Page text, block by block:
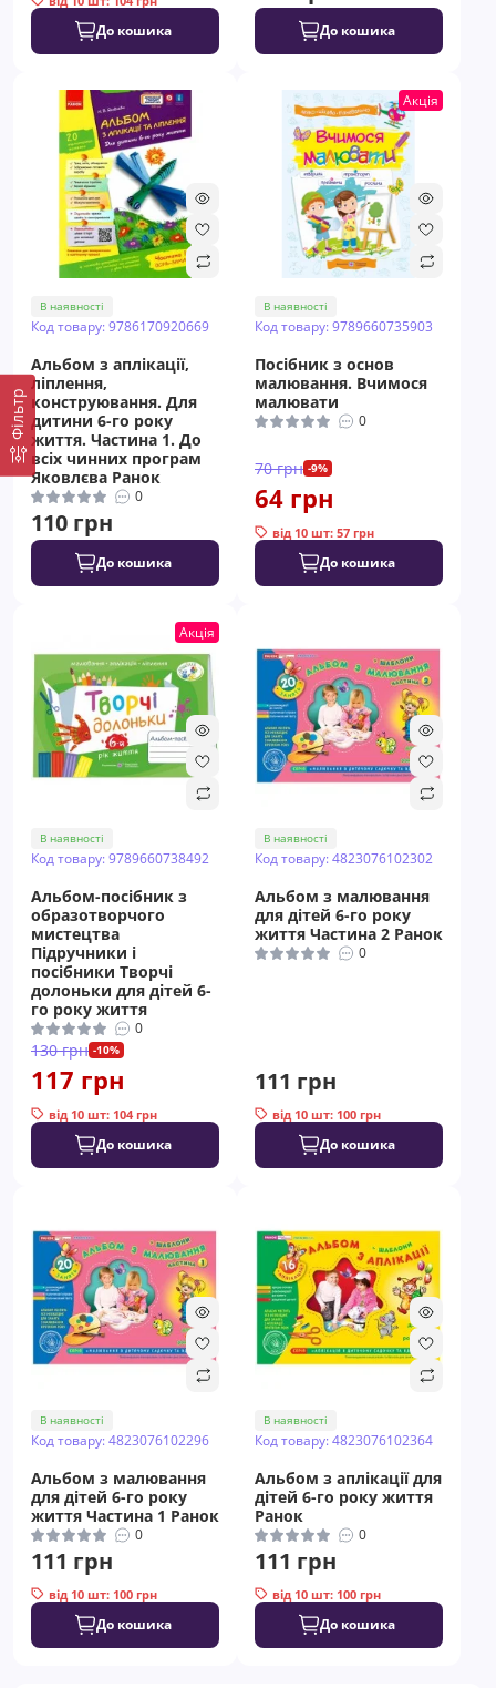
Фільтр
До кошика До кошика
В наявності
Код товару: 9786170920669
Альбом з аплікації,
ліплення,
конструювання. Для
дитини 6-го року
життя. Частина 1. До
всіх чинних програм
Яковлєва Ранок
0
110 грн
До кошика
Акція
В наявності
Код товару: 9789660735903
Посібник з основ
малювання. Вчимося
малювати
0
70 грн -9%
64 грн
від 10 шт: 57 грн
До кошика
Акція
В наявності
Код товару: 9789660738492
Альбом-посібник з
образотворчого
мистецтва
Пiдручники i
посiбники Творчі
долоньки для дітей 6-
го року життя
0
130 грн -10%
117 грн
від 10 шт: 104 грн
До кошика
В наявності
Код товару: 4823076102302
Альбом з малювання
для дітей 6-го року
життя Частина 2 Ранок
0
111 грн
від 10 шт: 100 грн
До кошика
В наявності
Код товару: 4823076102296
Альбом з малювання
для дітей 6-го року
життя Частина 1 Ранок
0
111 грн
від 10 шт: 100 грн
До кошика
В наявності
Код товару: 4823076102364
Альбом з аплікації для
дітей 6-го року життя
Ранок
0
111 грн
від 10 шт: 100 грн
До кошика